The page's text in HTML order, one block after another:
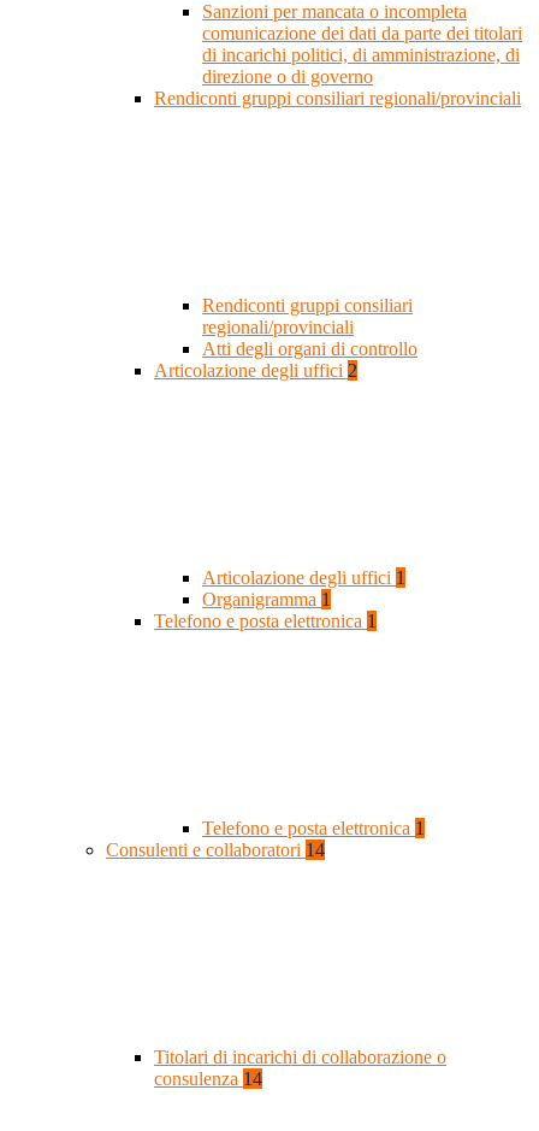
Sanzioni per mancata o incompleta
comunicazione dei dati da parte dei titolari
di incarichi politici, di amministrazione, di
direzione o di governo
Rendiconti gruppi consiliari regionali/provinciali
Rendiconti gruppi consiliari
regionali/provinciali
Atti degli organi di controllo
Articolazione degli uffici 2
Articolazione degli uffici 1
Organigramma 1
Telefono e posta elettronica 1
Telefono e posta elettronica 1
Consulenti e collaboratori 14
Titolari di incarichi di collaborazione o
consulenza 14